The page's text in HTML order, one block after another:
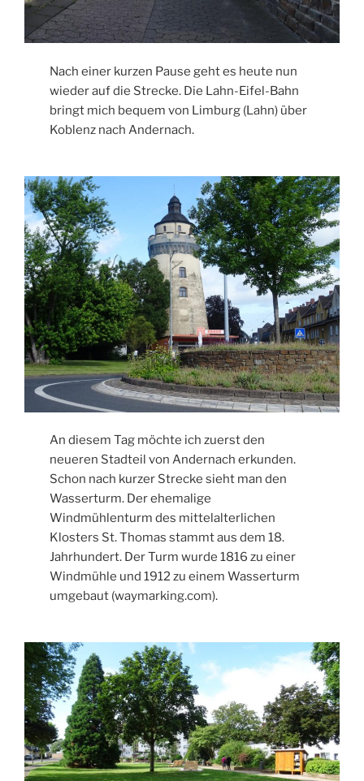
Nach einer kurzen Pause geht es heute nun
wieder auf die Strecke. Die Lahn-Eifel-Bahn
bringt mich bequem von Limburg (Lahn) über
Koblenz nach Andernach.
An diesem Tag möchte ich zuerst den
neueren Stadteil von Andernach erkunden.
Schon nach kurzer Strecke sieht man den
Wasserturm. Der ehemalige
Windmühlenturm des mittelalterlichen
Klosters St. Thomas stammt aus dem 18.
Jahrhundert. Der Turm wurde 1816 zu einer
Windmühle und 1912 zu einem Wasserturm
umgebaut (waymarking.com).